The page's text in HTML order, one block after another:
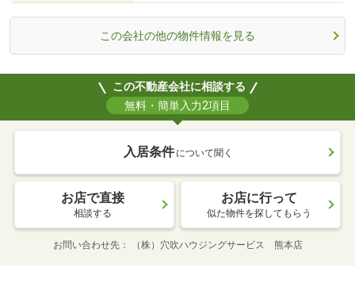
この会社の他の物件情報を見る
この不動産会社に相談する
無料・簡単入力2項目
入居条件 について聞く
お店で直接
相談する
お店に行って
似た物件を探してもらう
お問い合わせ先 （株）穴吹ハウジングサービス 熊本店